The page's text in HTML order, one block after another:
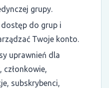
grupy.
do grup i
Twoje konto.
uprawnień dla
subskrybenci,